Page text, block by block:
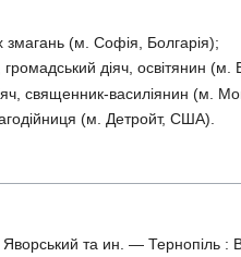
змагань (м. Софія, Болгарія);
діяч, освітянин (м.
священник-василіянин (м.
(м. Детройт, США).
Яворський та ин. — Тернопіль :